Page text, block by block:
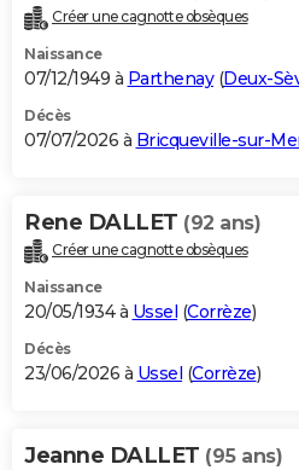
Dictionnaire
Biographies
Citations
Expressions
Proverbes
PROGRAMME TV
S'inscrire
Se connecter
Lycées
Collèges
Primaires
Universités
Entreprises
Service militaire
Avis de recherche
AVIS DE DÉCÈS
Bricolage
Lifestyle
Culture
Sport
Auto
Television
Voyage
Cinema
Créer une cagnotte obsèques
Naissance
07/12/1949 à Parthenay(Deux-
Décès
07/07/2026 à Bricqueville-sur-
Rene DALLET (92 ans)
Créer une cagnotte obsèques
Naissance
20/05/1934 à Ussel (Corrèze)
Décès
23/06/2026 à Ussel (Corrèze)
Jeanne DALLET (95 ans)